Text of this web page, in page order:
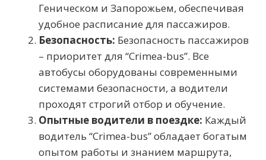
Геническом и Запорожьем, обеспечивая
удобное расписание для пассажиров.
Безопасность: Безопасность пассажиров
– приоритет для “Crimea-bus”. Все
автобусы оборудованы современными
системами безопасности, а водители
проходят строгий отбор и обучение.
Опытные водители в поездке: Каждый
водитель “Crimea-bus” обладает богатым
опытом работы и знанием маршрута,